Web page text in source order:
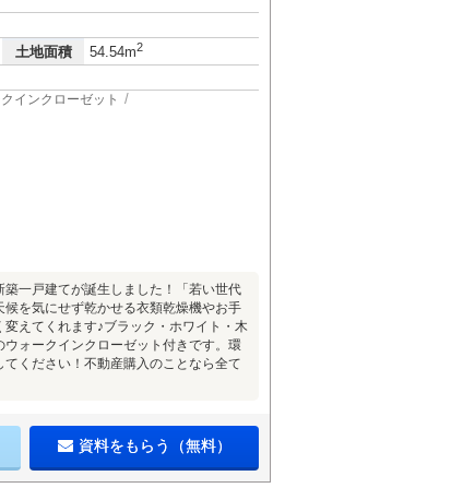
土地面積 54.54m2
インクローゼット
一戸建てが誕生しました！「若い世代
を気にせず乾かせる衣類乾燥機やお手
えてくれます♪ブラック・ホワイト・木
ォークインクローゼット付きです。環
ください！不動産購入のことなら全て
資料をもらう（無料）